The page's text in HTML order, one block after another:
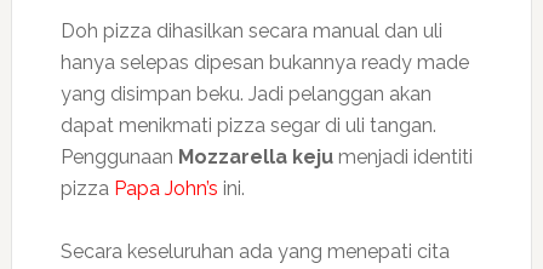
Doh pizza dihasilkan secara manual dan uli
hanya selepas dipesan bukannya ready made
yang disimpan beku. Jadi pelanggan akan
dapat menikmati pizza segar di uli tangan.
Penggunaan Mozzarella kejumenjadi identiti
pizza Papa John’s ini.
Secara keseluruhan ada yang menepati cita